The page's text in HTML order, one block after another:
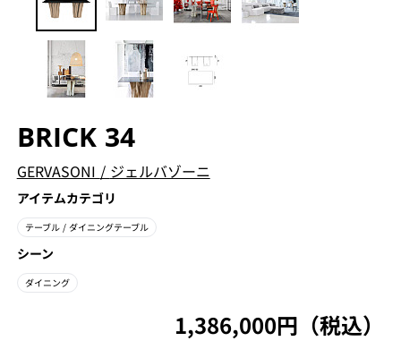
BRICK 34
GERVASONI / ジェルバゾーニ
アイテムカテゴリ
テーブル / ダイニングテーブル
シーン
ダイニング
1,386,000円（税込）